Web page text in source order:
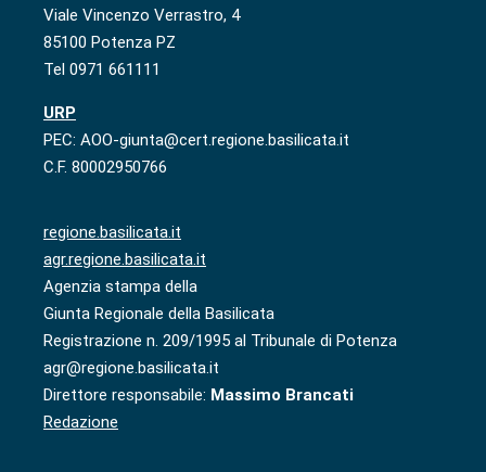
Viale Vincenzo Verrastro, 4
85100 Potenza PZ
Tel 0971 661111
URP
PEC: AOO-giunta@cert.regione.basilicata.it
C.F. 80002950766
regione.basilicata.it
agr.regione.basilicata.it
Agenzia stampa della
Giunta Regionale della Basilicata
Registrazione n. 209/1995 al Tribunale di Potenza
agr@regione.basilicata.it
Direttore responsabile: Massimo Brancati
Redazione